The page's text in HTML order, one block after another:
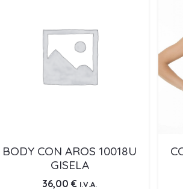
BODY CON AROS 10018U
GISELA
36,00 € I.V.A.